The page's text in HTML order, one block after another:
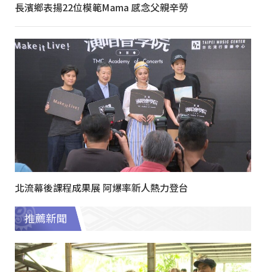
長濱鄉表揚22位模範Mama 感念父親辛勞
北流幕後課程成果展 阿爆率新人熱力登台
推薦新聞